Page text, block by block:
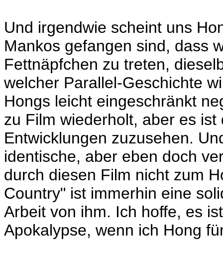
Und irgendwie scheint uns
Mankos gefangen sind, dass
Fettnäpfchen zu treten,
welcher Parallel-Geschichte
Hongs leicht eingeschränkt
zu Film wiederholt, aber es
Entwicklungen zuzusehen.
identische, aber eben doch
durch diesen Film nicht zum
Country" ist immerhin eine
Arbeit von ihm. Ich hoffe, es
Apokalypse, wenn ich Hong